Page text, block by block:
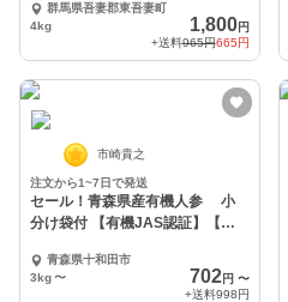
群馬県吾妻郡東吾妻町
4kg
1,800円
+送料965円665円
市崎貴之
注文から1~7日で発送
セール！青森県産有機人参 小
分け袋付 【有機JAS認証】【自
青森県十和田市
3kg〜 702円 〜
+送料998円